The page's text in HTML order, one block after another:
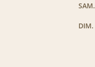
SAM.
DIM.